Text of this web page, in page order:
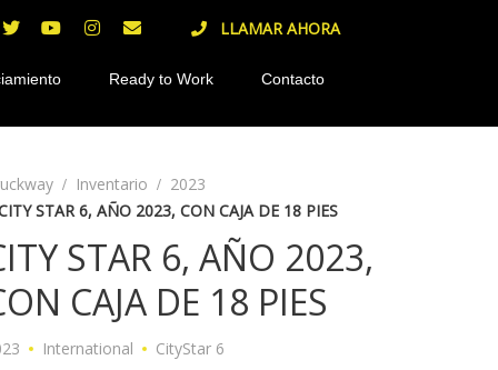
LLAMAR AHORA
Ready to Work Contacto
Inventario
2023
STAR 6, AÑO 2023, CON CAJA DE 18 PIES
STAR 6, AÑO 2023,
CAJA DE 18 PIES
International CityStar 6